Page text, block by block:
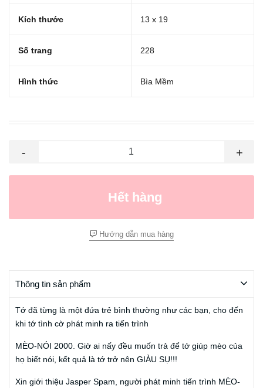
Kích thước 13 x 19
Số trang 228
Hình thức Bìa Mềm
- +
Hết hàng
Hướng dẫn mua hàng
Thông tin sản phẩm
Tớ đã từng là một đứa trẻ bình thường như các bạn, cho đến
khi tớ tình cờ phát minh ra tiến trình
MÈO-NÓI 2000. Giờ ai nấy đều muốn trả để tớ giúp mèo của
họ biết nói, kết quả là tớ trở nên GIÀU SỤ!!!
Xin giới thiệu Jasper Spam, người phát minh tiến trình MÈO-